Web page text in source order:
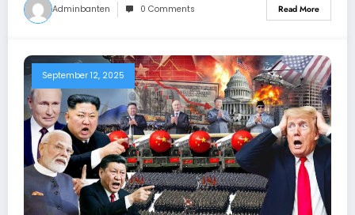
Adminbanten 0 Comments Read More
September 12, 2025